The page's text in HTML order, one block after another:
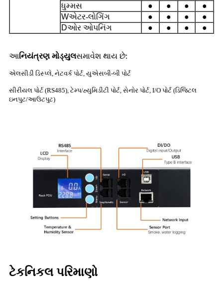
ધુમ્મસ
● ● ●
●
Wએટર-લોગિંગ ● ● ●
●
Dઓર ઓપનિંગ ● ● ● ●
આનિયંત્રણ મોડ્યુલસમાવેશ થાય છે:
એલસીડી ડિસ્પ્લે, નેટવર્ક પોર્ટ, યુએસબી-બી પોર્ટ
સીરીયલ પોર્ટ (RS485), ટેમ્પ/હ્યુમિડીટી પોર્ટ, સેનોર પોર્ટ, I/O પોર્ટ (ડિજિટલ
ઇનપુટ/આઉટપુટ)
ટેકનિકલ પરિમાણો